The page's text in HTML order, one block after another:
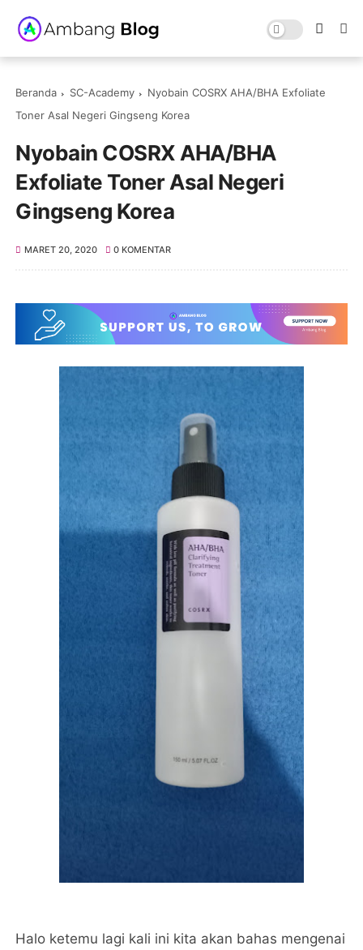
Beranda SC-Academy
Nyobain COSRX AHA/BHA Exfoliate
Toner Asal Negeri Gingseng Korea
Nyobain COSRX AHA/BHA
Exfoliate Toner Asal Negeri
Gingseng Korea
MARET 20, 2020 0 KOMENTAR
Halo ketemu lagi kali ini kita akan bahas mengenai